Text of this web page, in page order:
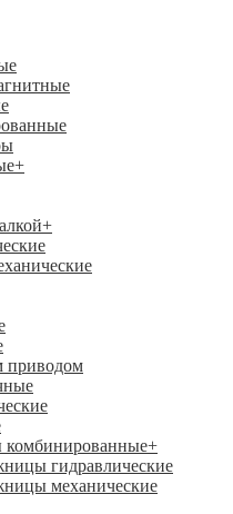
+
+
+
гидравлические
механические